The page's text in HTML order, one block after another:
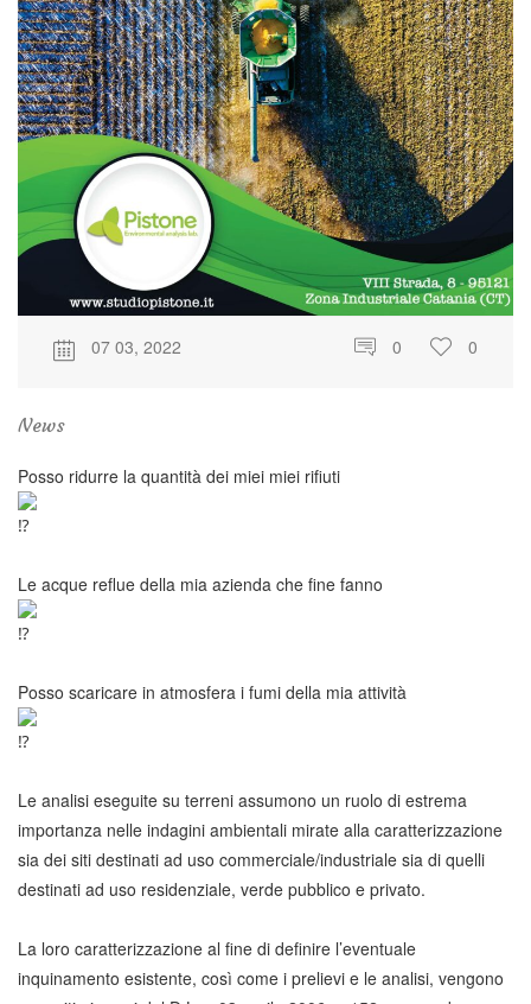
07 03, 2022 0 0
News
Posso ridurre la quantità dei miei miei rifiuti
Le acque reflue della mia azienda che fine fanno
Posso scaricare in atmosfera i fumi della mia attività
Le analisi eseguite su terreni assumono un ruolo di estrema
importanza nelle indagini ambientali mirate alla caratterizzazione
sia dei siti destinati ad uso commerciale/industriale sia di quelli
destinati ad uso residenziale, verde pubblico e privato.
La loro caratterizzazione al fine di definire l’eventuale
inquinamento esistente, così come i prelievi e le analisi, vengono